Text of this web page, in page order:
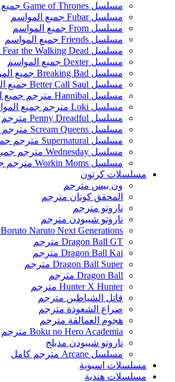
مسلسل Game of Thrones جميع المواسم
مسلسل Fubar جميع المواسم
مسلسل From جميع المواسم
مسلسل Friends جميع المواسم
مسلسل Fear the Walking Dead جميع المواسم
مسلسل Dexter جميع المواسم
مسلسل Breaking Bad جميع المواسم
مسلسل Better Call Saul جميع المواسم
مسلسل Hannibal مترجم جميع المواسم
مسلسل Loki مترجم جميع المواسم
مسلسل Penny Dreadful مترجم جميع المواسم
مسلسل Scream Queens مترجم جميع المواسم
مسلسل Supernatural مترجم جميع المواسم
مسلسل Wednesday مترجم جميع المواسم
مسلسل Workin Moms مترجم جميع المواسم
مسلسلات كرتون
ون بيس مترجم
المحقق كونان مترجم
ناروتو مترجم
ناروتو شيبودن مترجم
Boruto Naruto Next Generations مترجم
Dragon Ball GT مترجم
Dragon Ball Kai مترجم
Dragon Ball Super مترجم
Dragon Ball مترجم
Hunter X Hunter مترجم
قاتل الشياطين مترجم
صراع الشعوذة مترجم
هجوم العمالقة مترجم
Boku no Hero Academia مترجم
ناروتو شيبودن مدبلج
مسلسل Arcane مترجم كامل
مسلسلات اسيوية
مسلسلات هندية